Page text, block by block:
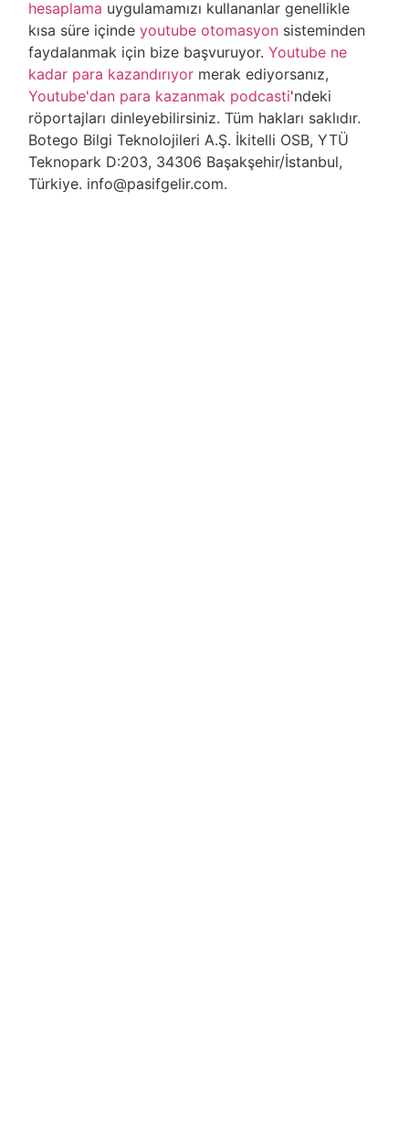
hesaplama uygulamamızı kullananlar genellikle
kısa süre içindeyoutube otomasyon sisteminden
faydalanmak için bize başvuruyor.Youtube ne
kadar para kazandırıyor merak ediyorsanız,
Youtube'dan para kazanmak podcasti'ndeki
röportajları dinleyebilirsiniz. Tüm hakları saklıdır.
Botego Bilgi Teknolojileri A.Ş. İkitelli OSB, YTÜ
Teknopark D:203, 34306 Başakşehir/İstanbul,
Türkiye. info@pasifgelir.com.